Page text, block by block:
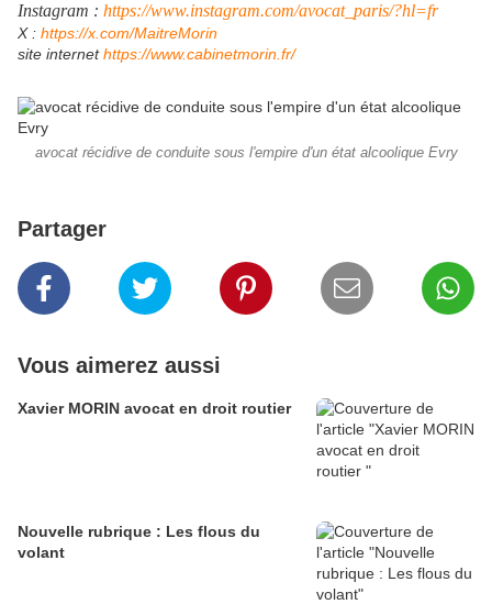
Instagram : https://www.instagram.com/avocat_paris/?hl=fr
​X : https://x.com/MaitreMorin
site internethttps://www.cabinetmorin.fr/
avocat récidive de conduite sous l'empire d'un état alcoolique Evry
Partager
Vous aimerez aussi
Xavier MORIN avocat en droit routier
Nouvelle rubrique : Les flous du
volant